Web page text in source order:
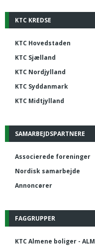
KTC KREDSE
KTC Hovedstaden
KTC Sjælland
KTC Nordjylland
KTC Syddanmark
KTC Midtjylland
SAMARBEJDSPARTNERE
Associerede foreninger
Nordisk samarbejde
Annoncører
FAGGRUPPER
KTC Almene boliger - ALM